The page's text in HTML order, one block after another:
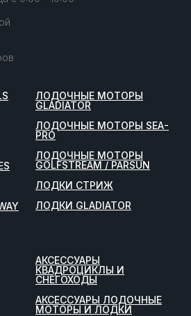
ЛОДОЧНЫЕ МОТОРЫ
GLADIATOR
ЛОДОЧНЫЕ МОТОРЫ SEA-
PRO
ЛОДОЧНЫЕ МОТОРЫ
GOLFSTREAM / PARSUN
ЛОДКИ СТРИЖ
ЛОДКИ GLADIATOR
АКСЕССУАРЫ
КВАДРОЦИКЛЫ И
СНЕГОХОДЫ
АКСЕССУАРЫ ЛОДОЧНЫЕ
МОТОРЫ И ЛОДКИ